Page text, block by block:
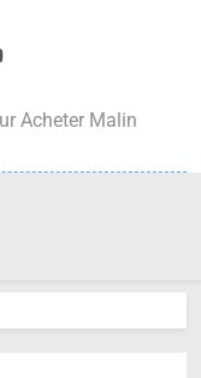
Acheter Malin